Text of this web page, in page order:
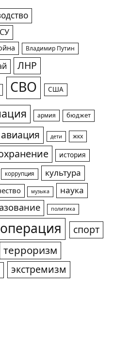
Владимир Путин
ЛНР
СВО США
армия бюджет
дети жкх
история
коррупция
культура
музыка
наука
политика
спорт
терроризм
экстремизм